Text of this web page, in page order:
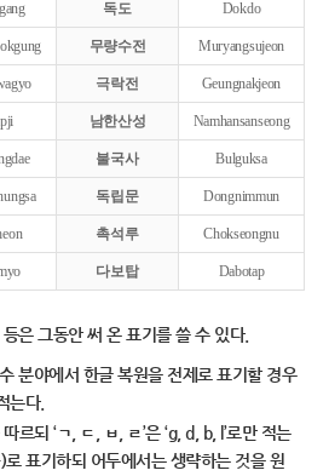
독도 Dokdo
무량수전 Muryangsujeon
극락전 Geungnakjeon
남한산성 Namhansanseong
불국사 Bulguksa
독립문 Dongnimmun
촉석루 Chokseongnu
다보탑 Dabotap
은 그동안 써 온 표기를 쓸 수 있다.
분야에서 한글 복원을 전제로 표기할 경우
는다.
르되 ‘ㄱ, ㄷ, ㅂ, ㄹ’은 ‘g, d, b, l’로만 적는
로 표기하되 어두에서는 생략하는 것을 원